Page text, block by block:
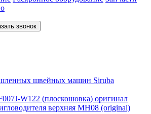
звонок
швейных машин Siruba
W122 (плоскошовка) оригинал
верхняя MH08 (original)